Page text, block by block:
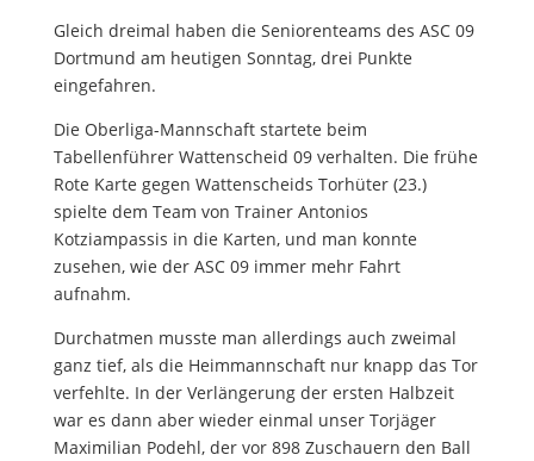
Gleich dreimal haben die Seniorenteams des ASC 09
Dortmund am heutigen Sonntag, drei Punkte
eingefahren.
Die Oberliga-Mannschaft startete beim
Tabellenführer Wattenscheid 09 verhalten. Die frühe
Rote Karte gegen Wattenscheids Torhüter (23.)
spielte dem Team von Trainer Antonios
Kotziampassis in die Karten, und man konnte
zusehen, wie der ASC 09 immer mehr Fahrt
aufnahm.
Durchatmen musste man allerdings auch zweimal
ganz tief, als die Heimmannschaft nur knapp das Tor
verfehlte. In der Verlängerung der ersten Halbzeit
war es dann aber wieder einmal unser Torjäger
Maximilian Podehl, der vor 898 Zuschauern den Ball